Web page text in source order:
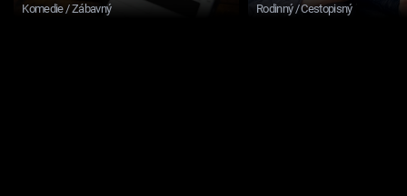
Komedie / Zábavný Rodinný / Cestopisný